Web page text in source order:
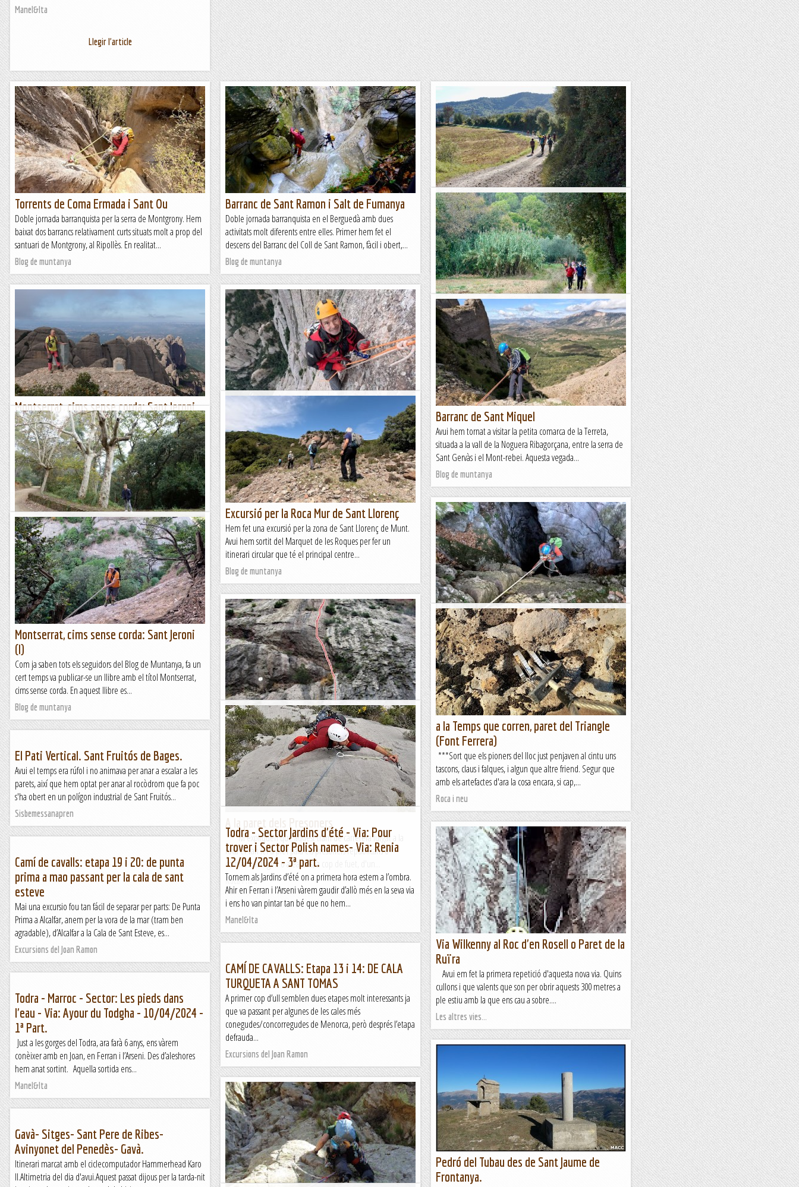
Manel&Ita
Llegir l'article
Torrents de Coma Ermada i Sant Ou
Doble jornada barranquista per la serra de Montgrony. Hem
baixat dos barrancs relativament curts situats molt a prop del
santuari de Montgrony, al Ripollès. En realitat...
Blog de muntanya
Barranc de Sant Ramon i Salt de Fumanya
Doble jornada barranquista en el Berguedà amb dues
activitats molt diferents entre elles. Primer hem fet el
descens del Barranc del Coll de Sant Ramon, fàcil i obert,...
Blog de muntanya
GR2: Sant Martí Sesserres - Besalú
Una nova etapa del GR2, el camí de gran recorregut que
comença a la Jonquera i acaba a Sant Adrià de Besòs. Avui
hem deixat enrere l’Alt Empordà i hem entrat a la...
Blog de muntanya
GR2: Terrades - Sant Martí Sesserres
Segona etapa del GR2, el camí de gran recorregut que
comença a La Jonquera i acaba a Sant Adrià. Avui hem seguit
recorrent l'Alt Empordà sortint de la petita...
Blog de muntanya
Montserrat, cims sense corda: Sant Jeroni
(II)
Ja fa quatre anys que es va publicar el llibre Montserrat, cims
sense corda. En aquesta publicació es proposa un bon grapat
d'ascensions a roques i agulles de...
Blog de muntanya
Els ràpels de la Paret de l'Aeri
Feia temps que volíem fer aquesta activitat tan singular:
baixar la Paret de l'Aeri, la vertical més gran de Montserrat.
En aquest gran pany de paret, de més de 350...
Blog de muntanya
Barranc de Sant Miquel
Avui hem tornat a visitar la petita comarca de la Terreta,
situada a la vall de la Noguera Ribagorçana, entre la serra de
Sant Gervàs i el Mont-rebei. Aquesta vegada...
Blog de muntanya
Excursió per la Roca Mur de Sant Llorenç
Hem fet una excursió per la zona de Sant Llorenç de Munt.
Avui hem sortit del Marquet de les Roques per fer un
itinerari circular que té el principal centre...
Blog de muntanya
Escursió a Sant Ramon (Montbaig)
El Montbaig o cim de Sant Ramon, és una petita muntanya
de només 292 metres d'altitud, situada al costat de Sant Boi
de Llobregat. Tot i que és una muntanya...
Blog de muntanya
Forat de Sant Ou
El Forat de Sant Ou (o Sant Hou) és una cavitat de poca
complexitat, només dos pous enllaçats, situada a prop del
Santuari de Montgrony. Té una profunditat...
Blog de muntanya
Montserrat, cims sense corda: Sant Jeroni
(I)
Com ja saben tots els seguidors del Blog de Muntanya, fa un
cert temps va publicar-se un llibre amb el títol Montserrat,
cims sense corda. En aquest llibre es...
Blog de muntanya
Sobaos Pasiegos a la Paret d'Escales.
Ens ha fet gaudir molt,escalada plaquera on sempre hi ha
canto,més gran o més petit però mai et deixa tirat!.
Homogènia en el seu grau,sostinguda i amb algun tram de...
Bloc Empotrat
a la Temps que corren, paret del Triangle
(Font Ferrera)
***Sort que els pioners del lloc just penjaven al cintu uns
tascons, claus i falques, i algun que altre friend. Segur que
amb els artefactes d'ara la cosa encara, si cap,...
Roca i neu
***M'expliquen que aquest tram de carretera furgat a la
roca el van fer a pic i pala els presoners republicans o
contraris al règim o aleatoris, a cop de fuet, d'un...
Roca i neu
El Pati Vertical. Sant Fruitós de Bages.
Avui el temps era rúfol i no animava per anar a escalar a les
parets, així que hem optat per anar al rocòdrom que fa poc
s'ha obert en un polígon industrial de Sant Fruitós...
Sisbemessanapren
Todra - Sector Jardins d'été - Via: Pour
trover i Sector Polish names- Via: Renia
12/04/2024 - 3ª part.
Tornem als Jardins d’été on a primera hora estem a l’ombra.
Ahir en Ferran i l’Arseni vàrem gaudir d’allò més en la seva via
i ens ho van pintar tan bé que no hem...
Manel&Ita
Via Wilkenny al Roc d'en Rosell o Paret de la
Ruïra
Avui em fet la primera repetició d'aquesta nova via. Quins
cullons i que valents que son per obrir aquests 300 metres a
ple estiu amb la que ens cau a sobre....
Les altres vies...
Camí de cavalls: etapa 19 i 20: de punta
prima a mao passant per la cala de sant
esteve
Mai una excursio fou tan fácil de separar per parts: De Punta
Prima a Alcalfar, anem per la vora de la mar (tram ben
agradable), d’Alcalfar a la Cala de Sant Esteve, es...
Excursions del Joan Ramon
CAMÍ DE CAVALLS: Etapa 13 i 14: DE CALA
TURQUETA A SANT TOMAS
A primer cop d’ull semblen dues etapes molt interessants ja
que va passant per algunes de les cales més
conegudes/concorregudes de Menorca, però després l’etapa
defrauda...
Excursions del Joan Ramon
Todra - Marroc - Sector: Les pieds dans
l'eau - Via: Ayour du Todgha - 10/04/2024 -
1ª Part.
Just a les gorges del Todra, ara farà 6 anys, ens vàrem
conèixer amb en Joan, en Ferran i l’Arseni. Des d’aleshores
hem anat sortint. Aquella sortida ens...
Manel&Ita
Pedró del Tubau des de Sant Jaume de
Frontanya.
Gavà- Sitges- Sant Pere de Ribes-
Avinyonet del Penedès- Gavà.
Itinerari marcat amb el ciclecomputador Hammerhead Karo
II.Altimetria del dia d'avui.Aquest passat dijous per la tarda-nit